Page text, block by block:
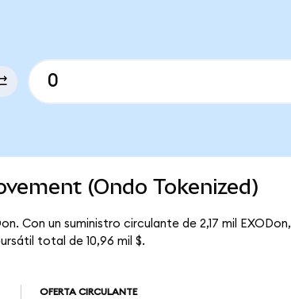
(Ondo Tokenized)
Con un suministro circulante de 2,17 mil EXODon,
total de 10,96 mil $.
OFERTA CIRCULANTE